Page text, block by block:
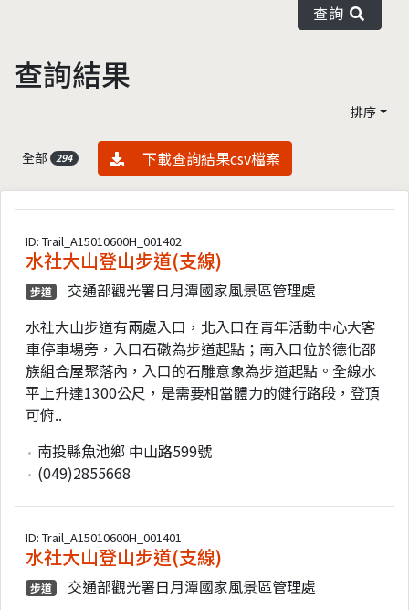
查詢
查詢結果
排序
全部 294 資料下載
下載查詢結果csv檔案
ID: Trail_A15010600H_001402
水社大山登山步道(支線)
步道
交通部觀光署日月潭國家風景區管理處
水社大山步道有兩處入口，北入口在青年活動中心大客
車停車場旁，入口石礅為步道起點；南入口位於德化邵
族組合屋聚落內，入口的石雕意象為步道起點。全線水
平上升達1300公尺，是需要相當體力的健行路段，登頂
可俯..
南投縣魚池鄉 中山路599號
(049)2855668
ID: Trail_A15010600H_001401
水社大山登山步道(支線)
步道
交通部觀光署日月潭國家風景區管理處